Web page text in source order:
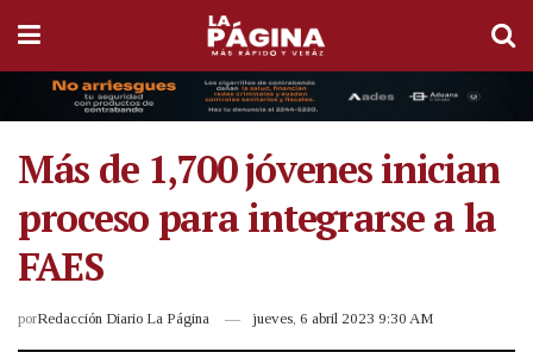
Más de 1,700 jóvenes inician
proceso para integrarse a la
FAES
porRedacción Diario La Página jueves, 6 abril 2023 9:30 AM